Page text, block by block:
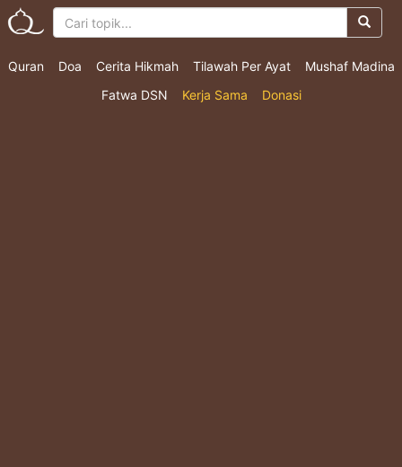
Quran Doa Cerita Hikmah Tilawah Per Ayat
Mushaf Madina
Fatwa DSN
Kerja Sama Donasi